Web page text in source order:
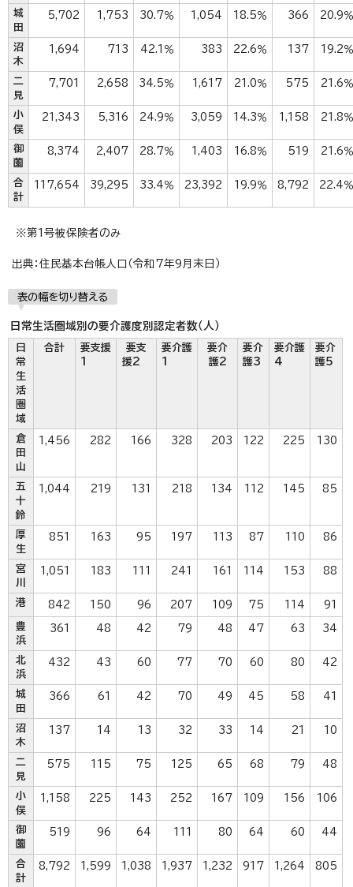
城
田
5,702 1,753 30.7％ 1,054 18.5％ 366 20.9％
沼
木
1,694 713 42.1％ 383 22.6％ 137 19.2％
二
見
7,701 2,658 34.5％ 1,617 21.0％ 575 21.6％
小
俣
21,343 5,316 24.9％ 3,059 14.3％ 1,158 21.8％
御
薗
8,374 2,407 28.7％ 1,403 16.8％ 519 21.6％
合
計
117,654 39,295 33.4％ 23,392 19.9％ 8,792 22.4％
※第1号被保険者のみ
出典：住民基本台帳人口（令和7年9月末日）
表の幅を切り替える
日常生活圏域別の要介護度別認定者数（人）
日
常
生
活
圏
域
合計
要支援
1
要支
援2
要介護
1
要介
護2
要介
護3
要介護
4
要介
護5
倉
田
山
1,456 282 166 328 203 122 225 130
五
十
鈴
1,044 219 131 218 134 112 145 85
厚
生
851 163 95 197 113 87 110 86
宮
川
1,051 183 241 161 114 153 88
港 842 150 96 207 109 75 114 91
豊
浜
361 48 42 79 48 47 63 34
北
浜
432 43 60 77 70 60 80 42
城
田
366 61 42 70 49 45 58 41
沼
木
137 14 13 32 33 14 21 10
二
見
575 115 75 125 65 68 79 48
小
俣
1,158 225 143 252 167 109 156 106
御
薗
519 96 64 80 64 60 44
合
計
8,792 1,599 1,038 1,937 1,232 917 1,264 805